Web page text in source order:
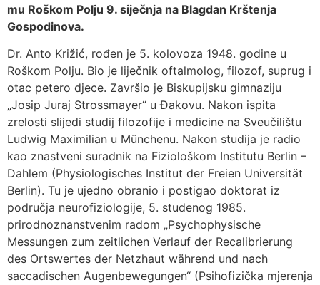
mu Roškom Polju 9. siječnja na Blagdan Krštenja
Gospodinova.
Dr. Anto Križić, rođen je 5. kolovoza 1948. godine u
Roškom Polju. Bio je liječnik oftalmolog, filozof, suprug i
otac petero djece. Završio je Biskupijsku gimnaziju
„Josip Juraj Strossmayer“ u Đakovu. Nakon ispita
zrelosti slijedi studij filozofije i medicine na Sveučilištu
Ludwig Maximilian u Münchenu. Nakon studija je radio
kao znastveni suradnik na Fiziološkom Institutu Berlin –
Dahlem (Physiologisches Institut der Freien Universität
Berlin). Tu je ujedno obranio i postigao doktorat iz
područja neurofiziologije, 5. studenog 1985.
prirodnoznanstvenim radom „Psychophysische
Messungen zum zeitlichen Verlauf der Recalibrierung
des Ortswertes der Netzhaut während und nach
saccadischen Augenbewegungen“ (Psihofizička mjerenja